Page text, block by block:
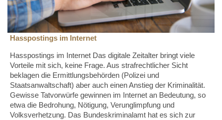
Hasspostings im Internet
Hasspostings im Internet Das digitale Zeitalter bringt viele
Vorteile mit sich, keine Frage. Aus strafrechtlicher Sicht
beklagen die Ermittlungsbehörden (Polizei und
Staatsanwaltschaft) aber auch einen Anstieg der Kriminalität.
Gewisse Tatvorwürfe gewinnen im Internet an Bedeutung, so
etwa die Bedrohung, Nötigung, Verunglimpfung und
Volksverhetzung. Das Bundeskriminalamt hat es sich zur